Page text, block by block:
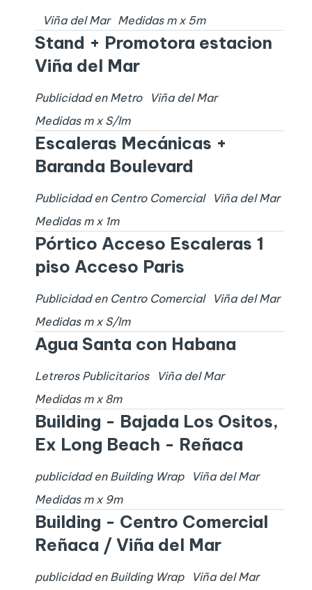
Viña del Mar Medidas m x 5m
Stand + Promotora estacion
Viña del Mar
Publicidad en Metro
Viña del Mar
Medidas m x S/Im
Escaleras Mecánicas +
Baranda Boulevard
Publicidad en Centro Comercial
Viña del Mar
Medidas m x 1m
Pórtico Acceso Escaleras 1
piso Acceso Paris
Publicidad en Centro Comercial
Viña del Mar
Medidas m x S/Im
Agua Santa con Habana
Letreros Publicitarios
Viña del Mar
Medidas m x 8m
Building - Bajada Los Ositos,
Ex Long Beach - Reñaca
publicidad en Building Wrap
Viña del Mar
Medidas m x 9m
Building - Centro Comercial
Reñaca / Viña del Mar
publicidad en Building Wrap
Viña del Mar